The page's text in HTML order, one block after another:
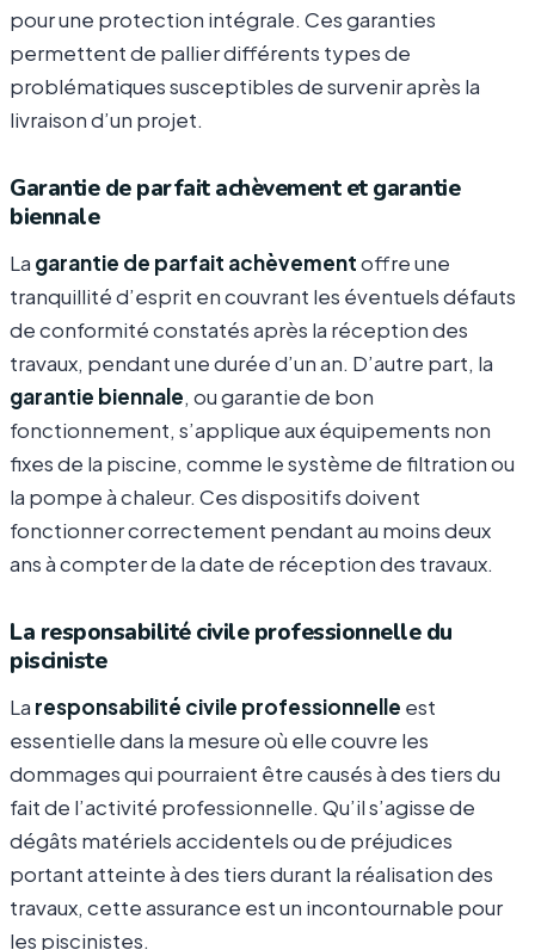
pour une protection intégrale. Ces garanties
permettent de pallier différents types de
problématiques susceptibles de survenir après la
livraison d’un projet.
Garantie de parfait achèvement et garantie
biennale
La garantie de parfait achèvementoffre une
tranquillité d’esprit en couvrant les éventuels défauts
de conformité constatés après la réception des
travaux, pendant une durée d’un an. D’autre part, la
garantie biennale, ou garantie de bon
fonctionnement, s’applique aux équipements non
fixes de la piscine, comme le système de filtration ou
la pompe à chaleur. Ces dispositifs doivent
fonctionner correctement pendant au moins deux
ans à compter de la date de réception des travaux.
La responsabilité civile professionnelle du
pisciniste
La responsabilité civile professionnelle est
essentielle dans la mesure où elle couvre les
dommages qui pourraient être causés à des tiers du
fait de l’activité professionnelle. Qu’il s’agisse de
dégâts matériels accidentels ou de préjudices
portant atteinte à des tiers durant la réalisation des
travaux, cette assurance est un incontournable pour
les piscinistes.